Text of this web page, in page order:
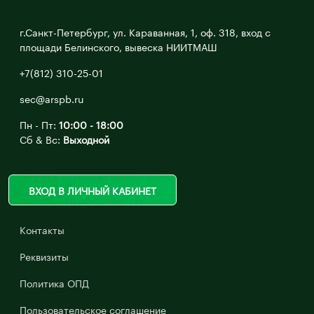
г.Санкт-Петербург, ул. Караванная, 1, оф. 318, вход с
площади Белинского, вывеска НИИТМАШ
+7(812) 310-25-01
sec@arspb.ru
Пн - Пт: 10:00 - 18:00
Сб & Вс: Выходной
ВХОД В ЛИЧНЫЙ КАБИНЕТ
Контакты
Реквизиты
Политика ОПД
Пользовательское соглашение